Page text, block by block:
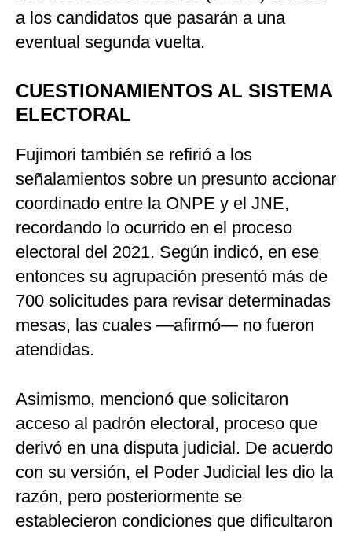
a los candidatos que pasarán a una
eventual segunda vuelta.
CUESTIONAMIENTOS AL SISTEMA
ELECTORAL
Fujimori también se refirió a los
señalamientos sobre un presunto accionar
coordinado entre la ONPE y el JNE,
recordando lo ocurrido en el proceso
electoral del 2021. Según indicó, en ese
entonces su agrupación presentó más de
700 solicitudes para revisar determinadas
mesas, las cuales —afirmó— no fueron
atendidas.
Asimismo, mencionó que solicitaron
acceso al padrón electoral, proceso que
derivó en una disputa judicial. De acuerdo
con su versión, el Poder Judicial les dio la
razón, pero posteriormente se
establecieron condiciones que dificultaron